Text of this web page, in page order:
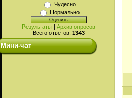
Чудесно
Нормально
Результаты | Архив опросов
Всего ответов: 1343
Мини-чат